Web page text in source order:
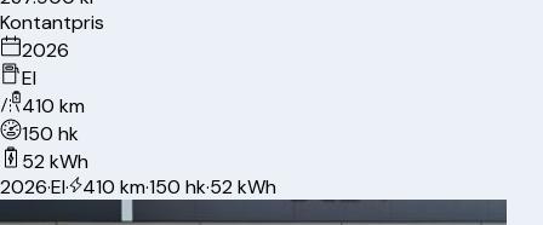
Kontantpris
2026
El
410 km
150 hk
52 kWh
2026·El· 410 km·150 hk·52 kWh